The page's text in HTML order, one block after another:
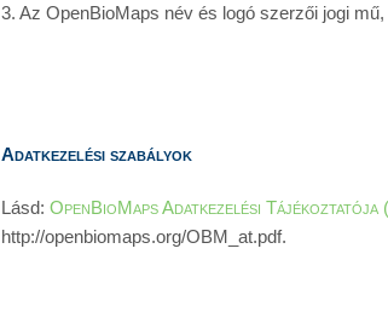
3. Az OpenBioMaps név és logó szerzői jogi
Adatkezelési szabályok
Lásd: OpenBioMaps Adatkezelési Tájékoztatója
http://openbiomaps.org/OBM_at.pdf.